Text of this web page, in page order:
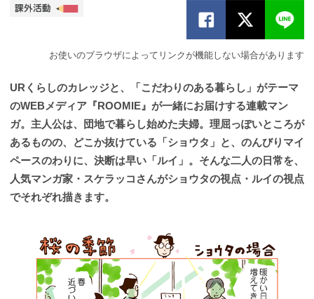
お使いのブラウザによってリンクが機能しない場合があります
URくらしのカレッジと、「こだわりのある暮らし」がテーマ
のWEBメディア『ROOMIE』が一緒にお届けする連載マン
ガ。主人公は、団地で暮らし始めた夫婦。理屈っぽいところが
あるものの、どこか抜けている「ショウタ」と、のんびりマイ
ペースのわりに、決断は早い「ルイ」。そんな二人の日常を、
人気マンガ家・スケラッコさんがショウタの視点・ルイの視点
でそれぞれ描きます。